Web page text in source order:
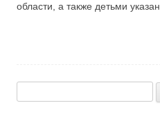
области, а также детьми